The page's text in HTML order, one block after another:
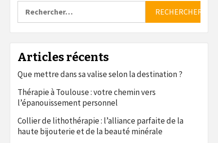
Articles récents
Que mettre dans sa valise selon la destination ?
Thérapie à Toulouse : votre chemin vers
l’épanouissement personnel
Collier de lithothérapie : l’alliance parfaite de la
haute bijouterie et de la beauté minérale